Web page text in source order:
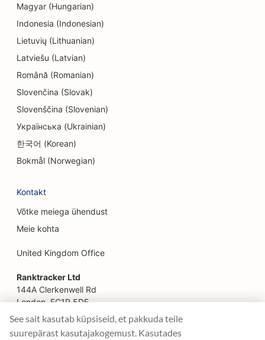
SEO meelelahutuse ja vaba aja veetmise jaoks
SEO inseneribüroodele
EO etniliste restoranide jaoks
SEO Facelift teenuste jaoks
SEO pererestoranidele
SEO põllumajandusettevõtetest toidukohti
SEO finantsplaneerijatele
SEO finantsteenuste jaoks
SEO floristidele
SEO toiduautodele
Magyar (Hungarian)
Indonesia (Indonesian)
Lietuvių (Lithuanian)
Latviešu (Latvian)
Română (Romanian)
Slovenčina (Slovak)
Slovenščina (Slovenian)
Українська (Ukrainian)
한국어 (Korean)
Bokmål (Norwegian)
Kontakt
Võtke meiega ühendust
Meie kohta
United Kingdom Office
Ranktracker Ltd
144A Clerkenwell Rd
London, EC1R 5DF
Company No: 08820809
felix@ranktracker.com
See sait kasutab küpsiseid, et pakkuda teile
suurepärast kasutajakogemust. Kasutades